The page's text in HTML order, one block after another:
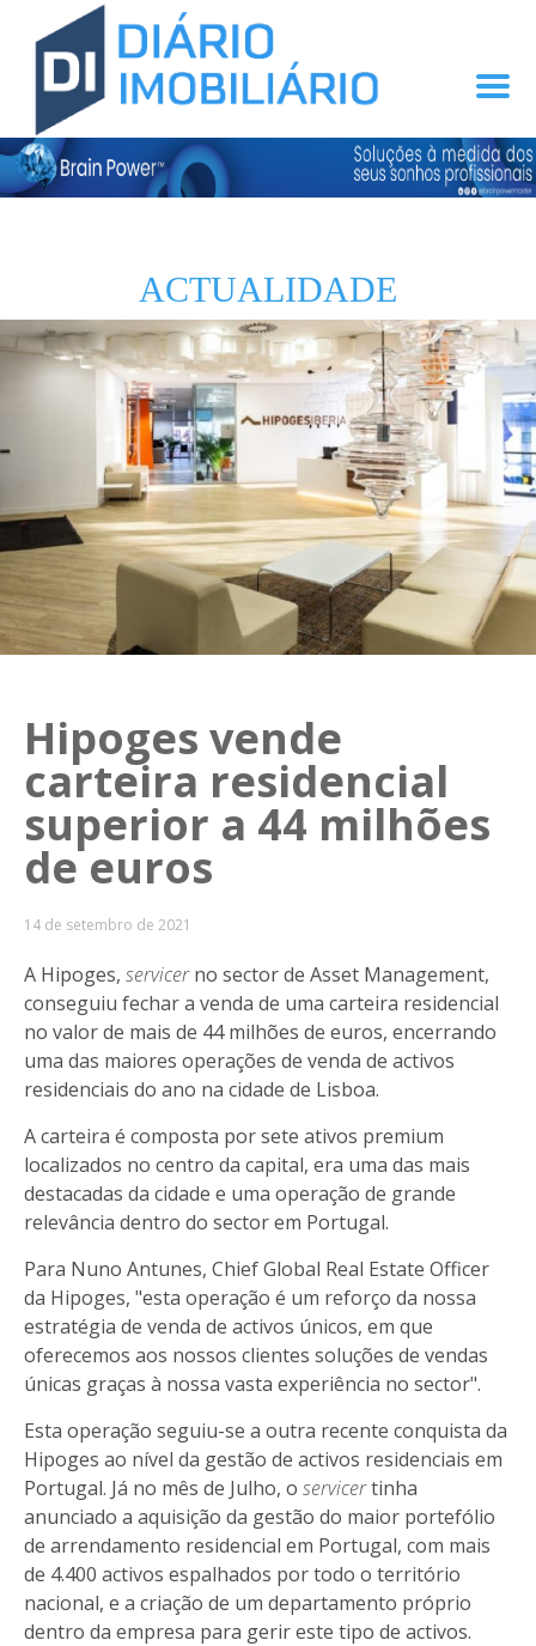
ACTUALIDADE
Hipoges vende
carteira residencial
superior a 44 milhões
de euros
14 de setembro de 2021
A Hipoges, servicerno sector de Asset Management,
conseguiu fechar a venda de uma carteira residencial
no valor de mais de 44 milhões de euros, encerrando
uma das maiores operações de venda de activos
residenciais do ano na cidade de Lisboa.
A carteira é composta por sete ativos premium
localizados no centro da capital, era uma das mais
destacadas da cidade e uma operação de grande
relevância dentro do sector em Portugal.
Para Nuno Antunes, Chief Global Real Estate Officer
da Hipoges, "esta operação é um reforço da nossa
estratégia de venda de activos únicos, em que
oferecemos aos nossos clientes soluções de vendas
únicas graças à nossa vasta experiência no sector".
Esta operação seguiu-se a outra recente conquista da
Hipoges ao nível da gestão de activos residenciais em
Portugal. Já no mês de Julho, o servicertinha
anunciado a aquisição da gestão do maior portefólio
de arrendamento residencial em Portugal, com mais
de 4.400 activos espalhados por todo o território
nacional, e a criação de um departamento próprio
dentro da empresa para gerir este tipo de activos.